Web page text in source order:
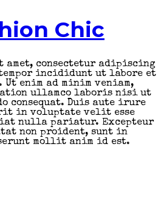
Chic
amet, consectetur adipiscing
incididunt ut labore et
enim ad minim veniam,
ullamco laboris nisi ut
consequat. Duis aute irure
in voluptate velit esse
nulla pariatur. Excepteur
non proident, sunt in
mollit anim id est.